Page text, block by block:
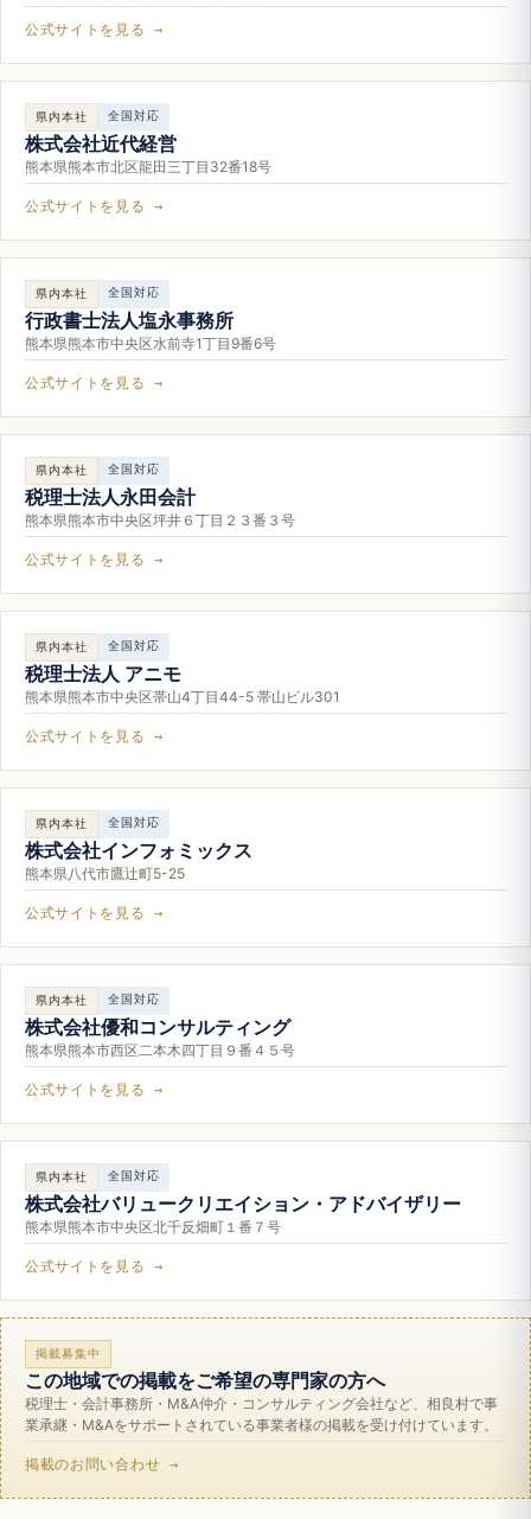
公式サイトを見る →
県内本社 全国対応
株式会社近代経営
熊本県熊本市北区龍田三丁目32番18号
公式サイトを見る →
県内本社 全国対応
行政書士法人塩永事務所
熊本県熊本市中央区水前寺1丁目9番6号
公式サイトを見る →
県内本社 全国対応
税理士法人永田会計
熊本県熊本市中央区坪井６丁目２３番３号
公式サイトを見る →
県内本社 全国対応
税理士法人 アニモ
熊本県熊本市中央区帯山4丁目44-5 帯山ビル301
公式サイトを見る →
県内本社 全国対応
株式会社インフォミックス
熊本県八代市鷹辻町5-25
公式サイトを見る →
県内本社 全国対応
株式会社優和コンサルティング
熊本県熊本市西区二本木四丁目９番４５号
公式サイトを見る →
県内本社 全国対応
株式会社バリュークリエイション・アドバイザリー
熊本県熊本市中央区北千反畑町１番７号
公式サイトを見る →
掲載募集中
この地域での掲載をご希望の専門家の方へ
税理士・会計事務所・M&A仲介・コンサルティング会社など、相良村で事
業承継・M&Aをサポートされている事業者様の掲載を受け付けています。
掲載のお問い合わせ →